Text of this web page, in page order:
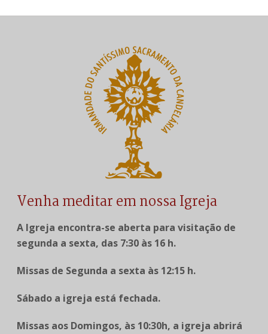
Venha meditar em nossa Igreja
A Igreja encontra-se aberta para visitação de
segunda a sexta, das 7:30 às 16 h.
Missas de Segunda a sexta às 12:15 h.
Sábado a igreja está fechada.
Missas aos Domingos, às 10:30h, a igreja abrirá